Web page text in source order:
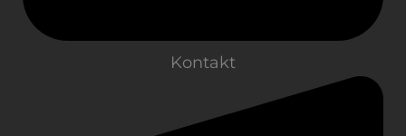
Kontakt